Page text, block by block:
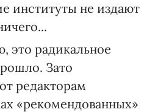
институты не издают
это радикальное
Зато
редакторам
«рекомендованных»